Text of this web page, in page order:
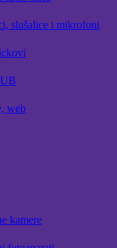
slušalice i mikrofoni
web
kamere